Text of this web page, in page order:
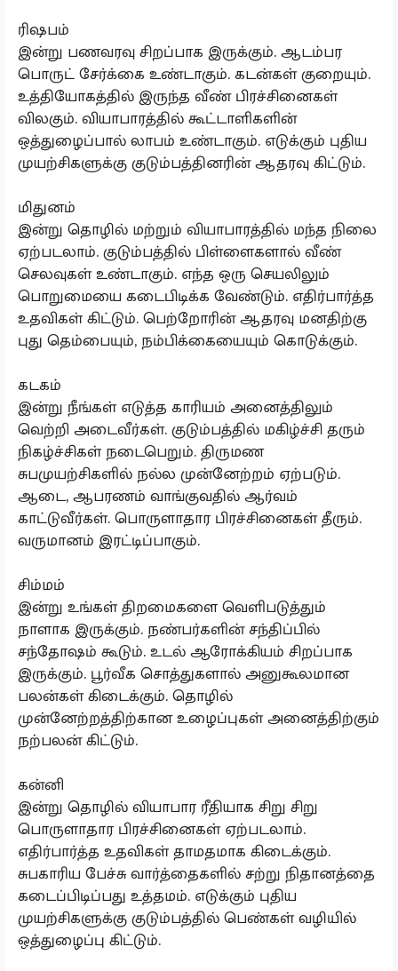
ரிஷபம்
இன்று பணவரவு சிறப்பாக இருக்கும். ஆடம்பர
பொருட் சேர்க்கை உண்டாகும். கடன்கள் குறையும்.
உத்தியோகத்தில் இருந்த வீண் பிரச்சினைகள்
விலகும். வியாபாரத்தில் கூட்டாளிகளின்
ஒத்துழைப்பால் லாபம் உண்டாகும். எடுக்கும் புதிய
முயற்சிகளுக்கு குடும்பத்தினரின் ஆதரவு கிட்டும்.
மிதுனம்
இன்று தொழில் மற்றும் வியாபாரத்தில் மந்த நிலை
ஏற்படலாம். குடும்பத்தில் பிள்ளைகளால் வீண்
செலவுகள் உண்டாகும். எந்த ஒரு செயலிலும்
பொறுமையை கடைபிடிக்க வேண்டும். எதிர்பார்த்த
உதவிகள் கிட்டும். பெற்றோரின் ஆதரவு மனதிற்கு
புது தெம்பையும், நம்பிக்கையையும் கொடுக்கும்.
கடகம்
இன்று நீங்கள் எடுத்த காரியம் அனைத்திலும்
வெற்றி அடைவீர்கள். குடும்பத்தில் மகிழ்ச்சி தரும்
நிகழ்ச்சிகள் நடைபெறும். திருமண
சுபமுயற்சிகளில் நல்ல முன்னேற்றம் ஏற்படும்.
ஆடை, ஆபரணம் வாங்குவதில் ஆர்வம்
காட்டுவீர்கள். பொருளாதார பிரச்சினைகள் தீரும்.
வருமானம் இரட்டிப்பாகும்.
சிம்மம்
இன்று உங்கள் திறமைகளை வெளிபடுத்தும்
நாளாக இருக்கும். நண்பர்களின் சந்திப்பில்
சந்தோஷம் கூடும். உடல் ஆரோக்கியம் சிறப்பாக
இருக்கும். பூர்வீக சொத்துகளால் அனுகூலமான
பலன்கள் கிடைக்கும். தொழில்
முன்னேற்றத்திற்கான உழைப்புகள் அனைத்திற்கும்
நற்பலன் கிட்டும்.
கன்னி
இன்று தொழில் வியாபார ரீதியாக சிறு சிறு
பொருளாதார பிரச்சினைகள் ஏற்படலாம்.
எதிர்பார்த்த உதவிகள் தாமதமாக கிடைக்கும்.
சுபகாரிய பேச்சு வார்த்தைகளில் சற்று நிதானத்தை
கடைப்பிடிப்பது உத்தமம். எடுக்கும் புதிய
முயற்சிகளுக்கு குடும்பத்தில் பெண்கள் வழியில்
ஒத்துழைப்பு கிட்டும்.